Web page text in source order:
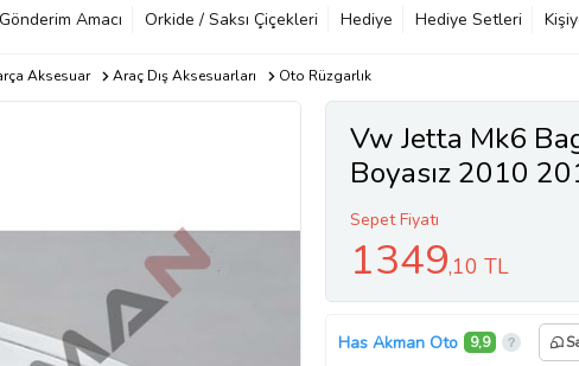
Gönderim Amacı Orkide / Saksı Çiçekleri Hediye Hediye Setleri
Aksesuar Araç Dış Aksesuarları Oto Rüzgarlık
Vw Jetta Mk6
Boyasız 2010
2016 2017 2018
Sepet Fiyatı
1349,10 TL
Has Akman Oto 9,9